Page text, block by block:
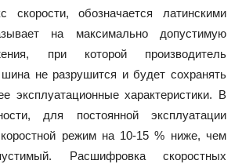
скорости, обозначается латинскими
на максимально допустимую
при которой производитель
шина не разрушится и будет сохранять
эксплуатационные характеристики. В
для постоянной эксплуатации
режим на 10-15 % ниже, чем
Расшифровка скоростных